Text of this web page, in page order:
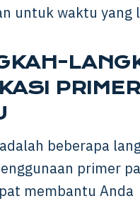
untuk waktu yang
beberapa
primer
membantu Anda